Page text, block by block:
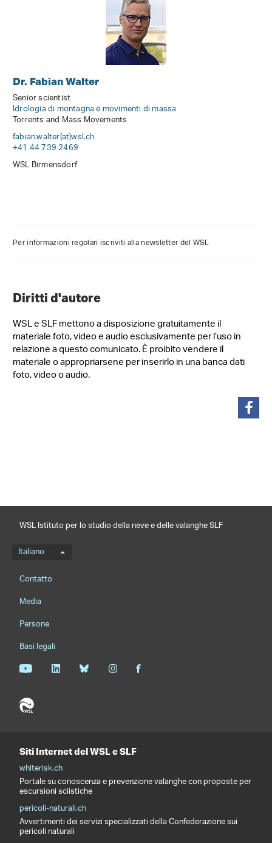
Dr. Fabian Walter
Senior scientist
Idrologia di montagna e movimenti di massa
Torrents and Mass Movements
fabian.walter(at)wsl.ch
+41 44 739 2469
WSL Birmensdorf
Per informazioni regolari iscriviti alla newsletter del WSL
Diritti d'autore
WSL e SLF mettono a disposizione gratuitamente il
materiale foto, video e audio esclusivamente per l’uso in
relazione a questo comunicato. È proibito vendere il
materiale o appropriarsene per inserirlo in una banca dati
foto, video o audio.
WSL Istituto per lo studio della neve e delle valanghe SLF
Menu della lingua
Italiano
Footernavigation
Contatto
Media
Persone
Basi legali
Siti Internet del WSL e SLF
whiterisk.ch
Portale su conoscenza e prevenzione valanghe con proposte per
escursioni sciistiche
pericoli-naturali.ch
Avvertimenti dei servizi specializzati della Confederazione sui
pericoli naturali